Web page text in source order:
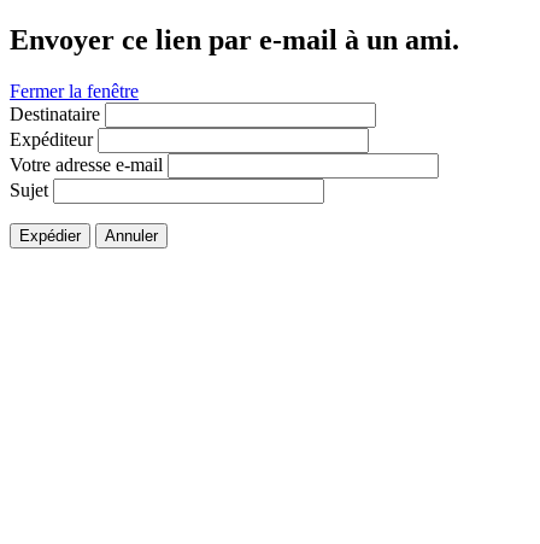
Envoyer ce lien par e-mail à un ami.
Fermer la fenêtre
Destinataire
Expéditeur
Votre adresse e-mail
Sujet
Expédier Annuler